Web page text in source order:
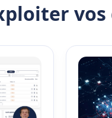
vos